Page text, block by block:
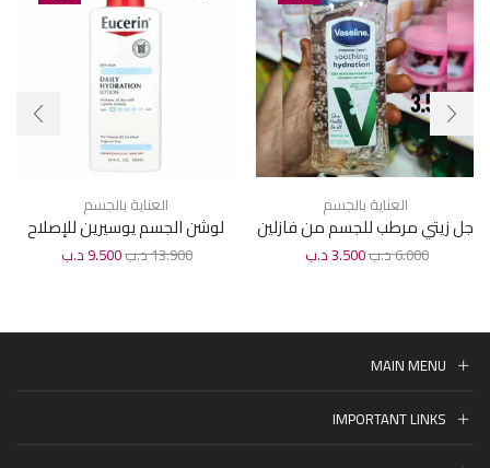
العناية بالجسم
جل زيتي مرطب للجسم من فازلين
200 مل6.000د.ب3.500د.ب
العناية بالجسم
لوشن الجسم يوسيرين للإصلاح
المكثف 500 مل
13.900د.ب9.500 د.ب
MAIN MENU
IMPORTANT LINKS